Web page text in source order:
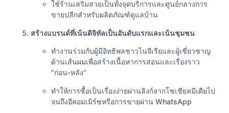
ใช้ร้านเสริมสวยเป็นทั้งจุดบริการและศูนย์กลางการ
ขายปลีกสำหรับผลิตภัณฑ์ดูแลบ้าน
สร้างแบรนด์ที่เน้นดิจิทัลเป็นอันดับแรกและเน้นชุมชน
ทำงานร่วมกับผู้มีอิทธิพลชาวไนจีเรียและผู้เชี่ยวชาญ
ด้านเส้นผมเพื่อสร้างเนื้อหาการสอนและเรื่องราว
“ก่อน-หลัง”
ทำให้การซื้อเป็นเรื่องง่ายผ่านลิงก์จากโซเชียลมีเดียไป
จนถึงอีคอมเมิร์ซหรือการขายผ่าน WhatsApp